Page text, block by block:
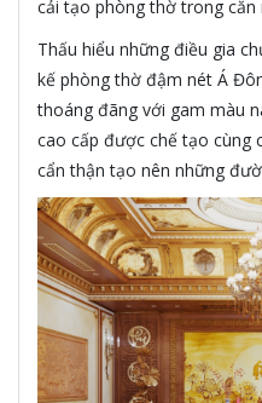
cải tạo phòng thờ trong căn
Thấu hiểu những điều gia
kế phòng thờ đậm nét Á
thoáng đãng với gam màu
cao cấp được chế tạo cùng
cẩn thận tạo nên những